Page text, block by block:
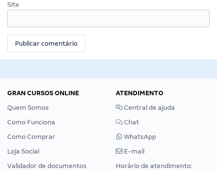
Site
GRAN CURSOS ONLINE
Quem Somos
Como Funciona
Como Comprar
Loja Social
Validador de documentos
ATENDIMENTO
Central de ajuda
Chat
WhatsApp
E-mail
Horário de atendimento: